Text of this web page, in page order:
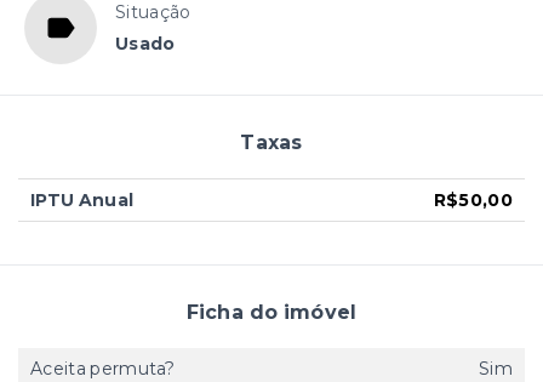
Situação
Usado
Taxas
IPTU Anual R$50,00
Ficha do imóvel
Aceita permuta?
Sim